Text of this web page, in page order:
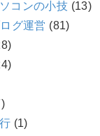
コンの小技 (13)
グ運営 (81)
(1)